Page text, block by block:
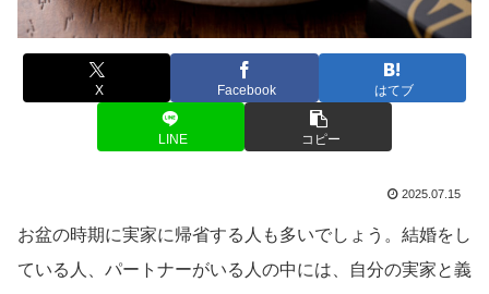
X Facebook はてブ
LINE コピー
2025.07.15
お盆の時期に実家に帰省する人も多いでしょう。結婚をし
ている人、パートナーがいる人の中には、自分の実家と義